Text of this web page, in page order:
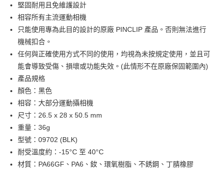
國泰世華商業銀行
臺灣中小企業銀行
匯豐（台灣）商業銀行
華泰商業銀行
聯邦商業銀行
遠東國際商業銀行
元大商業銀行
玉山商業銀行
星展（台灣）商業銀行
台新國際商業銀行
中國信託商業銀行
台灣樂天信用卡公司
Apple Pay
街口支付
Google Pay
大哥付你分期
相關說明
【大哥付你分期使用說明】
1.本服務由台灣大哥大提供，台灣大哥大用戶可立即使用無須另外申請。
2.付款方式選擇「大哥付你分期」，訂單成立後會自動跳轉到大哥付的交易
流程，驗證手機門號後，選擇欲分期的期數、繳款截止日，確認付款後即完
成交易。
AFTEE先享後付
相關說明
【關於「AFTEE先享後付」】
AFTEE先享後付是「在收到商品之後才付款」的支付方式。 讓您購物簡單
ATM付款
堅固耐用且免維護設計
相容所有主流運動相機
只能使用專為此目的設計的原廠 PINCLIP 產品。否則無法進行
機械扣合。
任何與正確使用方式不同的使用，均視為未按規定使用，並且可
能會導致受傷、損壞或功能失效。(此情形不在原廠保固範圍內)
產品規格
顏色：黑色
相容：大部分運動攝相機
尺寸：26.5 x 28 x 50.5 mm
重量：36g
型號：09702 (BLK)
耐受溫度約：-15°C 至 40°C
材質：PA66GF、PA6、釹、環氧樹脂、不銹鋼、丁腈橡膠